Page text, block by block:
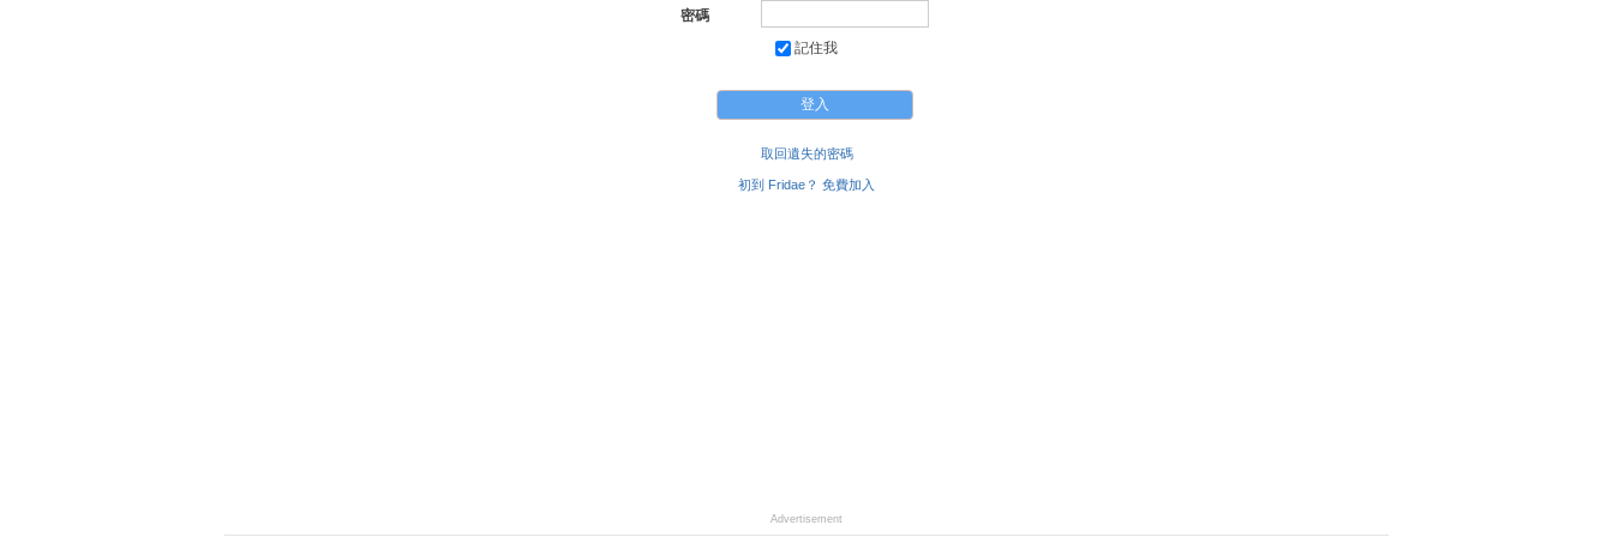
密碼
記住我
取回遺失的密碼
初到 Fridae？ 免費加入
Advertisement